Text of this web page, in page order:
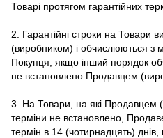
Товарі протягом гарантійних
2. Гарантійні строки на Товари
(виробником) і обчислюються з
Покупця, якщо інший порядок
не встановлено Продавцем
3. На Товари, на які Продавцем
терміни не встановлено,
термін в 14 (чотирнадцять)